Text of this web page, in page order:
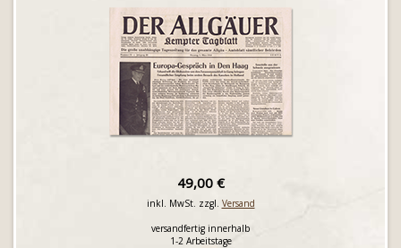
49,00 €
inkl. MwSt. zzgl. Versand
versandfertig innerhalb
1-2 Arbeitstage